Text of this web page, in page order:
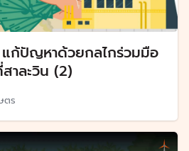
ก้ปัญหาด้วยกลไกร่วมมือ
าละวิน (2)
ตร